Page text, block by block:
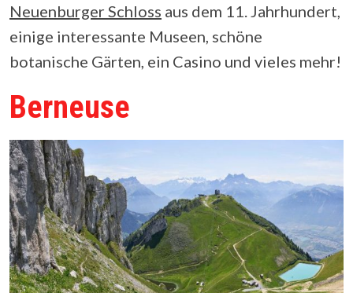
Neuenburger Schloss aus dem 11. Jahrhundert,
einige interessante Museen, schöne
botanische Gärten, ein Casino und vieles mehr!
Berneuse